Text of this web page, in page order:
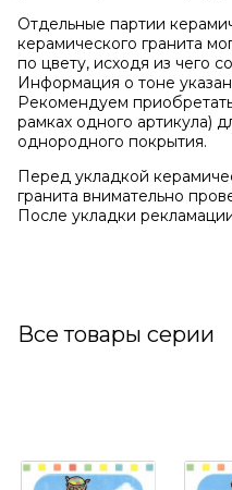
Отдельные партии
керамического гранита
по цвету, исходя из чего
Информация о тоне
Рекомендуем
рамках одного артикула)
однородного покрытия.
Перед укладкой
гранита внимательно
После укладки
Все товары серии